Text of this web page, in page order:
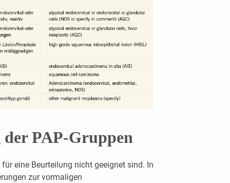
PAP-Gruppen
eine Beurteilung nicht geeignet sind. In
zur vormaligen